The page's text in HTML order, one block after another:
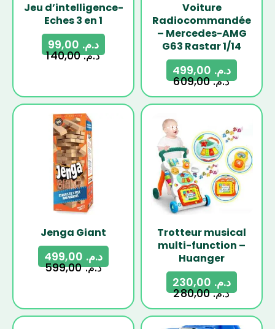
Jeu d’intelligence-
Eches 3 en 1
د.م.140,00
د.م.
Voiture
Radiocommandée
– Mercedes-AMG
G63 Rastar 1/14
د.م.609,00
د.م.
-17%
Jenga Giant
د.م.599,00
د.م.
-18%
Trotteur musical
multi-function –
Huanger
د.م.280,00
د.م.